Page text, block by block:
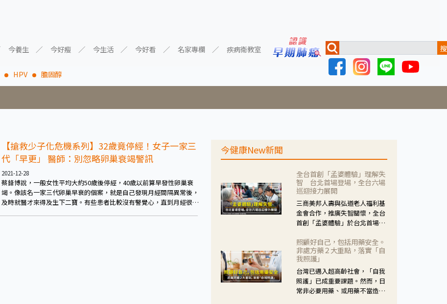
今養生 今好瘦 今生活 今好看 名家專欄 疾病衛教室
HPV 膽固醇
【搶救少子化危機系列】32歲竟停經！女子一家三
代「早更」 醫師：別忽略卵巢衰竭警訊
2021-12-28
蔡鋒博說，一般女性平均大約50歲後停經，40歲以前算早發性卵巢衰
竭。像該名一家三代卵巢早衰的個案，就是自己發現月經間隔異常後，
及時就醫才來得及生下二寶。有些患者比較沒有警覺心，直到月經很久
今健康New新聞
全台首創「孟婆體驗」理解失
智 台北首場登場，全台六場
巡迴接力展開
三商美邦人壽與弘道老人福利基
金會合作，推廣失智關懷，全台
首創「孟婆體驗」於台北首場實
模式，用結合情境互動等豐富活
動，將抽象的失智轉化為可感
受、可討論的生活情境，並引導
民眾在家人開始出現改變時，以
理解取代責備、以耐心回應不
安。
照顧好自己，包括用藥安全。
非處方藥２大重點，落實「自
我照護」
台灣已邁入超高齡社會，「自我
照護」已成重要課題。然而，日
常非必要用藥、或用藥不當造成